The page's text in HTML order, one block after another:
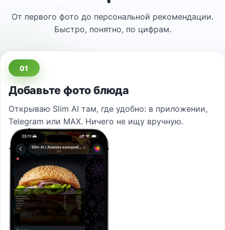
От первого фото до персональной рекомендации.
Быстро, понятно, по цифрам.
01
Добавьте фото блюда
Открываю Slim AI там, где удобно: в приложении,
Telegram или MAX. Ничего не ищу вручную.